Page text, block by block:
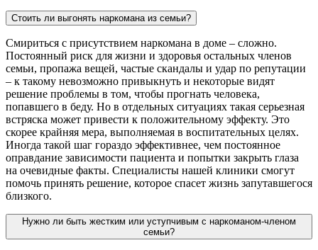
Стоить ли выгонять наркомана из семьи?
Смириться с присутствием наркомана в доме – сложно.
Постоянный риск для жизни и здоровья остальных членов
семьи, пропажа вещей, частые скандалы и удар по репутации
– к такому невозможно привыкнуть и некоторые видят
решение проблемы в том, чтобы прогнать человека,
попавшего в беду. Но в отдельных ситуациях такая серьезная
встряска может привести к положительному эффекту. Это
скорее крайняя мера, выполняемая в воспитательных целях.
Иногда такой шаг гораздо эффективнее, чем постоянное
оправдание зависимости пациента и попытки закрыть глаза
на очевидные факты. Специалисты нашей клиники смогут
помочь принять решение, которое спасет жизнь запутавшегося
близкого.
Нужно ли быть жестким или уступчивым с наркоманом-членом
семьи?